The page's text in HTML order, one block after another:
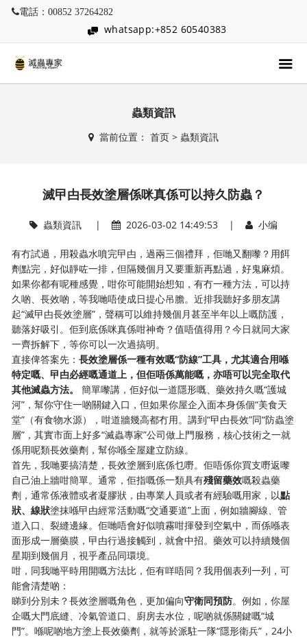
電話：00852 37264282
whatsapp:+852 60540383
蟲類資訊
當前位置： 首页> 蟲類資訊
滅曱甴長效塗層係咪真係可以持久防蟲？
蟲類資訊| 2026-03-02 14:49:53 | 小编
有冇試過，用殺蟲水噴完曱甴，過兩三個禮拜，佢哋又翻嚟？用餌
劑點完，好似靜咗一排，但隔幾個月又要重新再點過，好鬼麻煩。
如果你都有呢種感覺，咁你可能開始想知，有冇一種方法，可以持
久啲、長效啲，等我哋唔使成日提心吊膽。近排我聽好多朋友講
起“滅曱甴長效塗層”，聲稱可以維持幾個月甚至半年以上嘅防護，
聽落好吸引。佢到底係咪真係咁神奇？值唔值得用？今日就同大家
一齊拆解下，等你可以一次過搞明。
直接俾答案先：長效塗層係一種有效嘅“防線”工具，尤其適合用喺
特定嘅、曱甴必經嘅通道上，但佢唔係萬能嘅，亦唔可以完全取代
其他滅蟲方法。
​ 簡單嚟講，佢好似一道隱形嘅、藥效持久嘅“護城
河”，幫你守住一啲關鍵入口，但如果你屋企入面本身係個“美食天
堂”（有食物水源），咁道牆幾高都冇用。講到“曱甴長效”同“防蟲塗
層”，其實市面上好多“滅蟲專家”公司做上門服務，核心技術之一就
係用呢類長效藥劑，幫你喺全屋建立防線。
首先，我哋要搞清楚，長效塗層到底係乜嘢。佢唔係你買支嘢返嚟
自己油上牆咁簡單。通常，佢指嘅係一類具有殘留藥效嘅殺蟲藥
劑，通常係液體或者凝膠狀，由專業人員或者有經驗嘅用家，以點
狀、線狀塗抹喺曱甴經常活動嘅“交通要道”上面，例如牆腳線、管
道入口、裂縫邊緣。佢哋唔會好似噴霧咁揮發到空氣中，而係喺表
面形成一層藥膜，曱甴行過接觸到，就會中招。藥效可以持續幾個
星期到幾個月，視乎產品同環境。
咁，同我哋平時用開嘅方法比，佢有咩唔同？我用個表列一列，可
能會清楚啲：
睇到分別未？長效塗層嘅角色，更加偏向守衛同預防。例如，你屋
企嘅大門底縫、冷氣管道口、廚房去水位，呢啲就係關鍵嘅“城
門”。喺呢啲地方塗上長效藥劑，就等於派駐一隊“隱形衛兵”，24小